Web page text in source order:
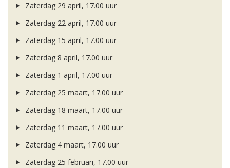
Zaterdag 29 april, 17.00 uur
Zaterdag 22 april, 17.00 uur
Zaterdag 15 april, 17.00 uur
Zaterdag 8 april, 17.00 uur
Zaterdag 1 april, 17.00 uur
Zaterdag 25 maart, 17.00 uur
Zaterdag 18 maart, 17.00 uur
Zaterdag 11 maart, 17.00 uur
Zaterdag 4 maart, 17.00 uur
Zaterdag 25 februari, 17.00 uur